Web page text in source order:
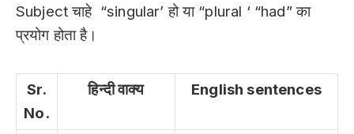
Subject चाहे “singular’ हो या “plural ‘ “had” का
प्रयोग होता है।
Sr.
No.
हिन्दी वाक्य English sentences